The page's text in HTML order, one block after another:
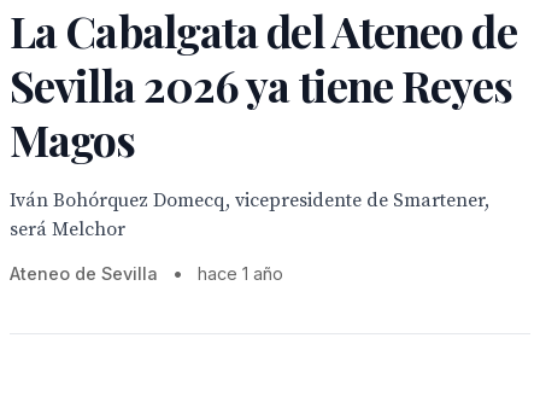
La Cabalgata del Ateneo de
Sevilla 2026 ya tiene Reyes
Magos
Iván Bohórquez Domecq, vicepresidente de Smartener,
será Melchor
Ateneo de Sevilla • hace 1 año